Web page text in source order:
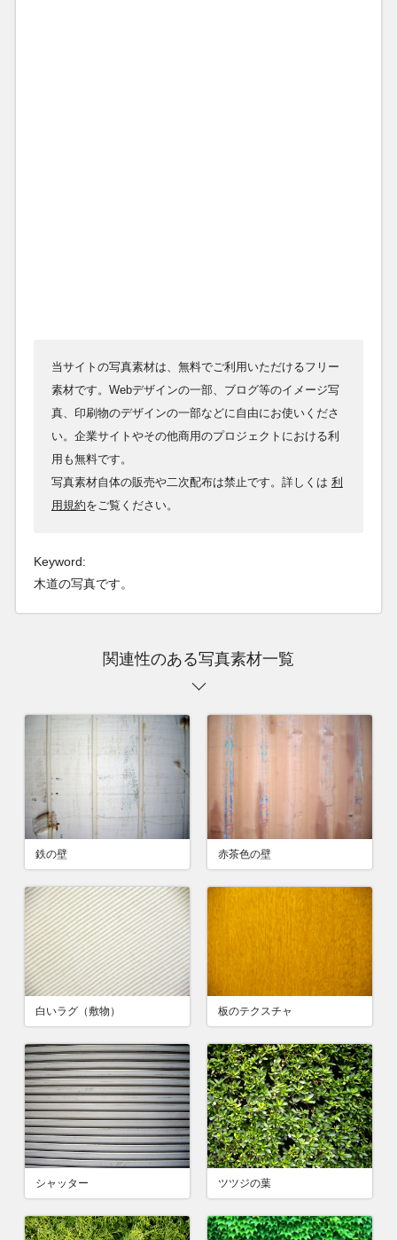
当サイトの写真素材は、無料でご利用いただけるフリー
素材です。Webデザインの一部、ブログ等のイメージ写
真、印刷物のデザインの一部などに自由にお使いくださ
い。企業サイトやその他商用のプロジェクトにおける利
用も無料です。
写真素材自体の販売や二次配布は禁止です。詳しくは 利
用規約をご覧ください。
Keyword:
木道の写真です。
関連性のある写真素材一覧
鉄の壁 赤茶色の壁
白いラグ（敷物） 板のテクスチャ
シャッター ツツジの葉